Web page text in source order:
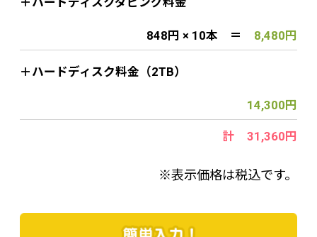
848円 × 10本 ＝ 8,480円
＋ハードディスク料金（2TB）
14,300円
計 31,360円
※表示価格は税込です。